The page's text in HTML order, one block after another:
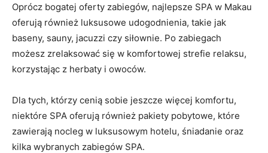
Oprócz bogatej oferty zabiegów, najlepsze SPA w Makau
oferują również luksusowe udogodnienia, takie jak
⁣baseny, sauny, jacuzzi⁣ czy siłownie. Po zabiegach
możesz zrelaksować się​ w komfortowej ‌strefie relaksu,
korzystając⁢ z herbaty i owoców.
Dla tych, którzy‌ cenią sobie jeszcze więcej⁤ komfortu,
niektóre‍ SPA oferują również‌ pakiety pobytowe, które
zawierają nocleg w luksusowym hotelu,‌ śniadanie ⁣oraz
kilka wybranych zabiegów SPA.